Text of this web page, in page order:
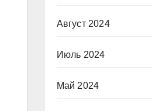
Август 2024
Июль 2024
Май 2024